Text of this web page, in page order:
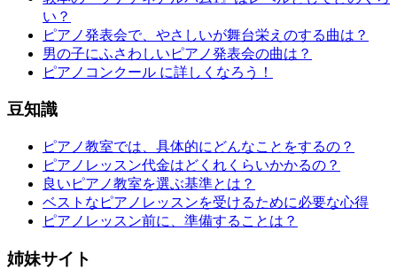
い？
ピアノ発表会で、やさしいが舞台栄えのする曲は？
男の子にふさわしいピアノ発表会の曲は？
ピアノコンクール に詳しくなろう！
豆知識
ピアノ教室では、具体的にどんなことをするの？
ピアノレッスン代金はどくれくらいかかるの？
良いピアノ教室を選ぶ基準とは？
ベストなピアノレッスンを受けるために必要な心得
ピアノレッスン前に、準備することは？
姉妹サイト